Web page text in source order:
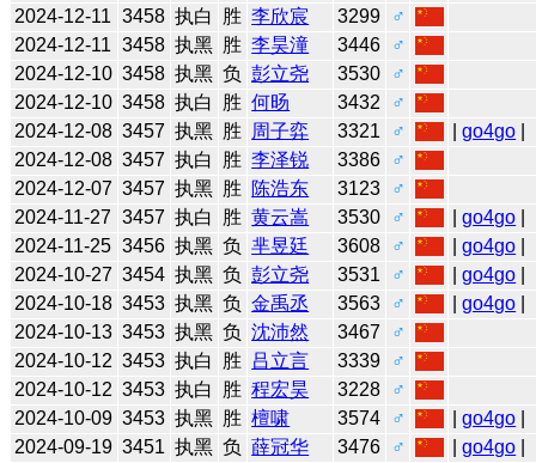
2024-12-11 3458 执白 胜 李欣宸 3299
♂
2024-12-11 3458 执黑 胜 李昊潼 3446
♂
2024-12-10 3458 执黑 负 彭立尧 3530
♂
2024-12-10 3458 执白 胜 何旸 3432
♂
2024-12-08 3457 执黑 胜 周子弈 3321 ♂ |go4go
2024-12-08 3457 执白 胜 李泽锐 3386
♂
2024-12-07 3457 执黑 胜 陈浩东 3123
♂
2024-11-27 3457 执白 胜 黄云嵩 3530 ♂ |go4go
2024-11-25 3456 执黑 负 芈昱廷 3608 ♂ |go4go
2024-10-27 3454 执黑 负 彭立尧 3531 ♂ |go4go
2024-10-18 3453 执黑 负 金禹丞 3563 ♂ |go4go
2024-10-13 3453 执黑 负 沈沛然 3467
♂
2024-10-12 3453 执白 胜 吕立言 3339
♂
2024-10-12 3453 执白 胜 程宏昊 3228
♂
2024-10-09 3453 执黑 胜 檀啸 3574 ♂ |go4go
2024-09-19 3451 执黑 负 薛冠华 3476 ♂ |go4go